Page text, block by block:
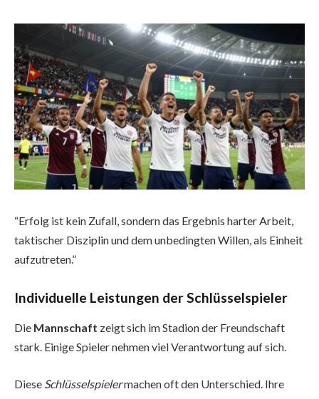
“Erfolg ist kein Zufall, sondern das Ergebnis harter Arbeit,
taktischer Disziplin und dem unbedingten Willen, als Einheit
aufzutreten.”
Individuelle Leistungen der Schlüsselspieler
Die Mannschaft zeigt sich im Stadion der Freundschaft
stark. Einige Spieler nehmen viel Verantwortung auf sich.
Diese Schlüsselspielermachen oft den Unterschied. Ihre